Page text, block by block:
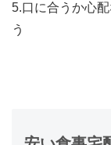
5.口に合うか心
う